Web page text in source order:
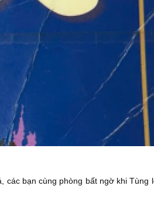
bạn cùng phòng bất ngờ khi Tùng